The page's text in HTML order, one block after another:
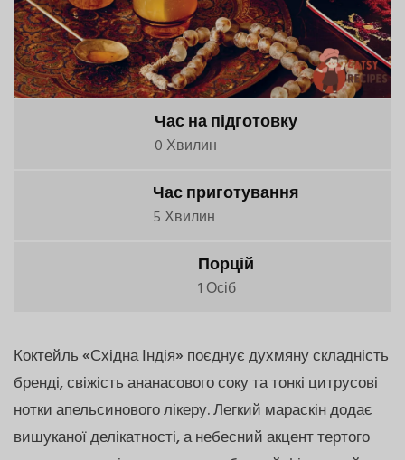
Час на підготовку
0 Хвилин
Час приготування
5 Хвилин
Порцій
1 Осіб
Коктейль «Східна Індія» поєднує духмяну складність
бренді, свіжість ананасового соку та тонкі цитрусові
нотки апельсинового лікеру. Легкий мараскін додає
вишуканої делікатності, а небесний акцент тертого